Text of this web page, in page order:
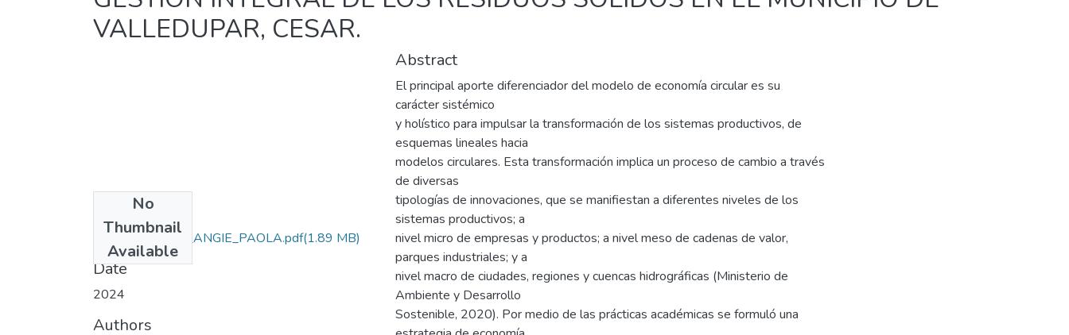
VALLEDUPAR, CESAR.
No
Thumbnail
Available
DAZA_RANGEL_ANGIE_PAOLA.pdf(1.89 MB)
Date
2024
Authors
Abstract
El principal aporte diferenciador del modelo de economía circular es su
carácter sistémico
y holístico para impulsar la transformación de los sistemas productivos, de
esquemas lineales hacia
modelos circulares. Esta transformación implica un proceso de cambio a través
de diversas
tipologías de innovaciones, que se manifiestan a diferentes niveles de los
sistemas productivos; a
nivel micro de empresas y productos; a nivel meso de cadenas de valor,
parques industriales; y a
nivel macro de ciudades, regiones y cuencas hidrográficas (Ministerio de
Ambiente y Desarrollo
Sostenible, 2020). Por medio de las prácticas académicas se formuló una